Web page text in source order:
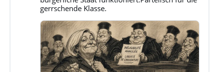
gerrschende Klasse.